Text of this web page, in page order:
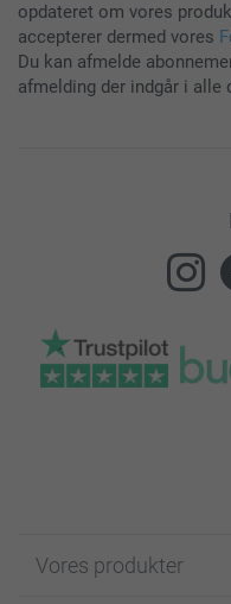
opdateret om vores
accepterer dermed vores
Du kan afmelde
afmelding der indgår i alle
Vores produkter